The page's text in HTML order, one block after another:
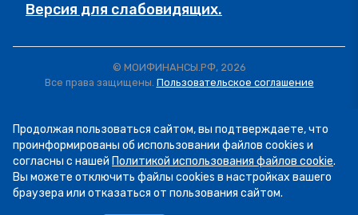
Версия для слабовидящих.
© МОИФИНАНСЫ.РФ, 2026
Все права защищены. Пользовательское соглашение
Продолжая пользоваться сайтом, вы подтверждаете, что
проинформированы об использовании файлов cookies и
согласны с нашей Политикой использования файлов cookie.
Вы можете отключить файлы cookies в настройках вашего
браузера или отказаться от пользования сайтом.